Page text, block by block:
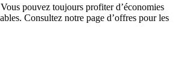
pouvez toujours profiter d’économies
Consultez notre page d’offres pour les